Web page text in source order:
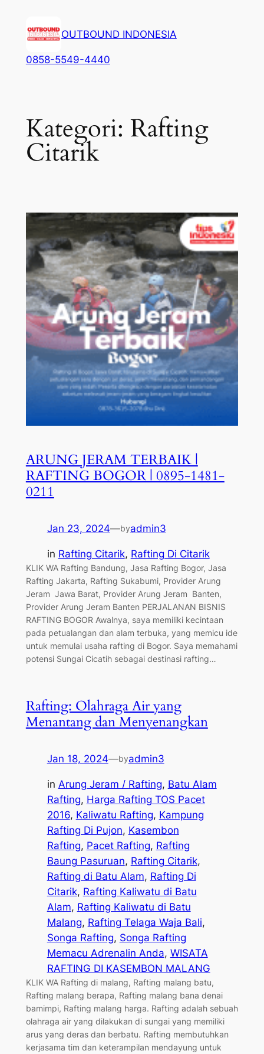
konten
OUTBOUND INDONESIA
0858-5549-4440
Kategori: Rafting
Citarik
ARUNG JERAM TERBAIK |
RAFTING BOGOR | 0895-1481-
0211
Jan 23, 2024—byadmin3
in Rafting Citarik, Rafting Di Citarik
KLIK WA Rafting Bandung, Jasa Rafting Bogor, Jasa
Rafting Jakarta, Rafting Sukabumi, Provider Arung
Jeram Jawa Barat, Provider Arung Jeram Banten,
Provider Arung Jeram Banten PERJALANAN BISNIS
RAFTING BOGOR Awalnya, saya memiliki kecintaan
pada petualangan dan alam terbuka, yang memicu ide
untuk memulai usaha rafting di Bogor. Saya memahami
potensi Sungai Cicatih sebagai destinasi rafting…
Rafting: Olahraga Air yang
Menantang dan Menyenangkan
Jan 18, 2024—byadmin3
in Arung Jeram / Rafting, Batu Alam
Rafting, Harga Rafting TOS Pacet
2016, Kaliwatu Rafting, Kampung
Rafting Di Pujon, Kasembon
Rafting, Pacet Rafting, Rafting
Baung Pasuruan, Rafting Citarik
Rafting di Batu Alam, Rafting Di
Citarik, Rafting Kaliwatu di Batu
Alam, Rafting Kaliwatu di Batu
Malang, Rafting Telaga Waja Bali
Songa Rafting, Songa Rafting
Memacu Adrenalin Anda, WISATA
RAFTING DI KASEMBON MALANG
KLIK WA Rafting di malang, Rafting malang batu,
Rafting malang berapa, Rafting malang bana denai
bamimpi, Rafting malang harga. Rafting adalah sebuah
olahraga air yang dilakukan di sungai yang memiliki
arus yang deras dan berbatu. Rafting membutuhkan
kerjasama tim dan keterampilan mendayung untuk